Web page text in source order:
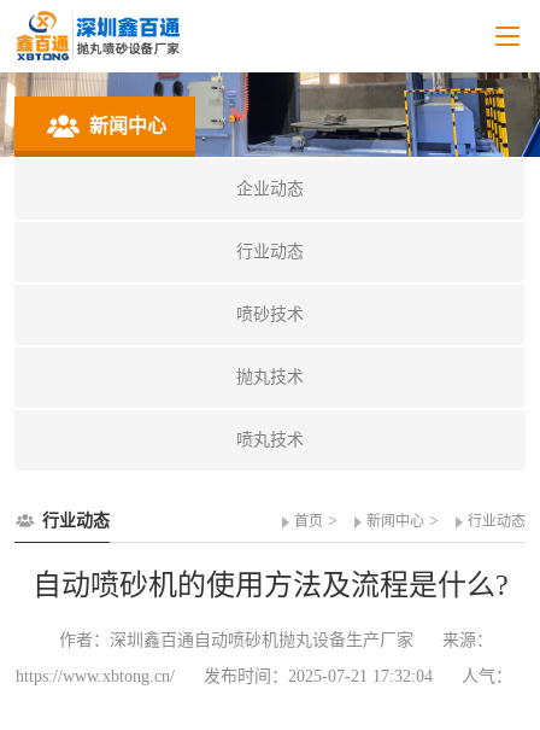
新闻中心
企业动态
行业动态
喷砂技术
抛丸技术
喷丸技术
行业动态 首页 > 新闻中心 > 行业动态
自动喷砂机的使用方法及流程是什么?
作者：深圳鑫百通自动喷砂机抛丸设备生产厂家
来源：
https://www.xbtong.cn/
发布时间：2025-07-21 17:32:04 人气：